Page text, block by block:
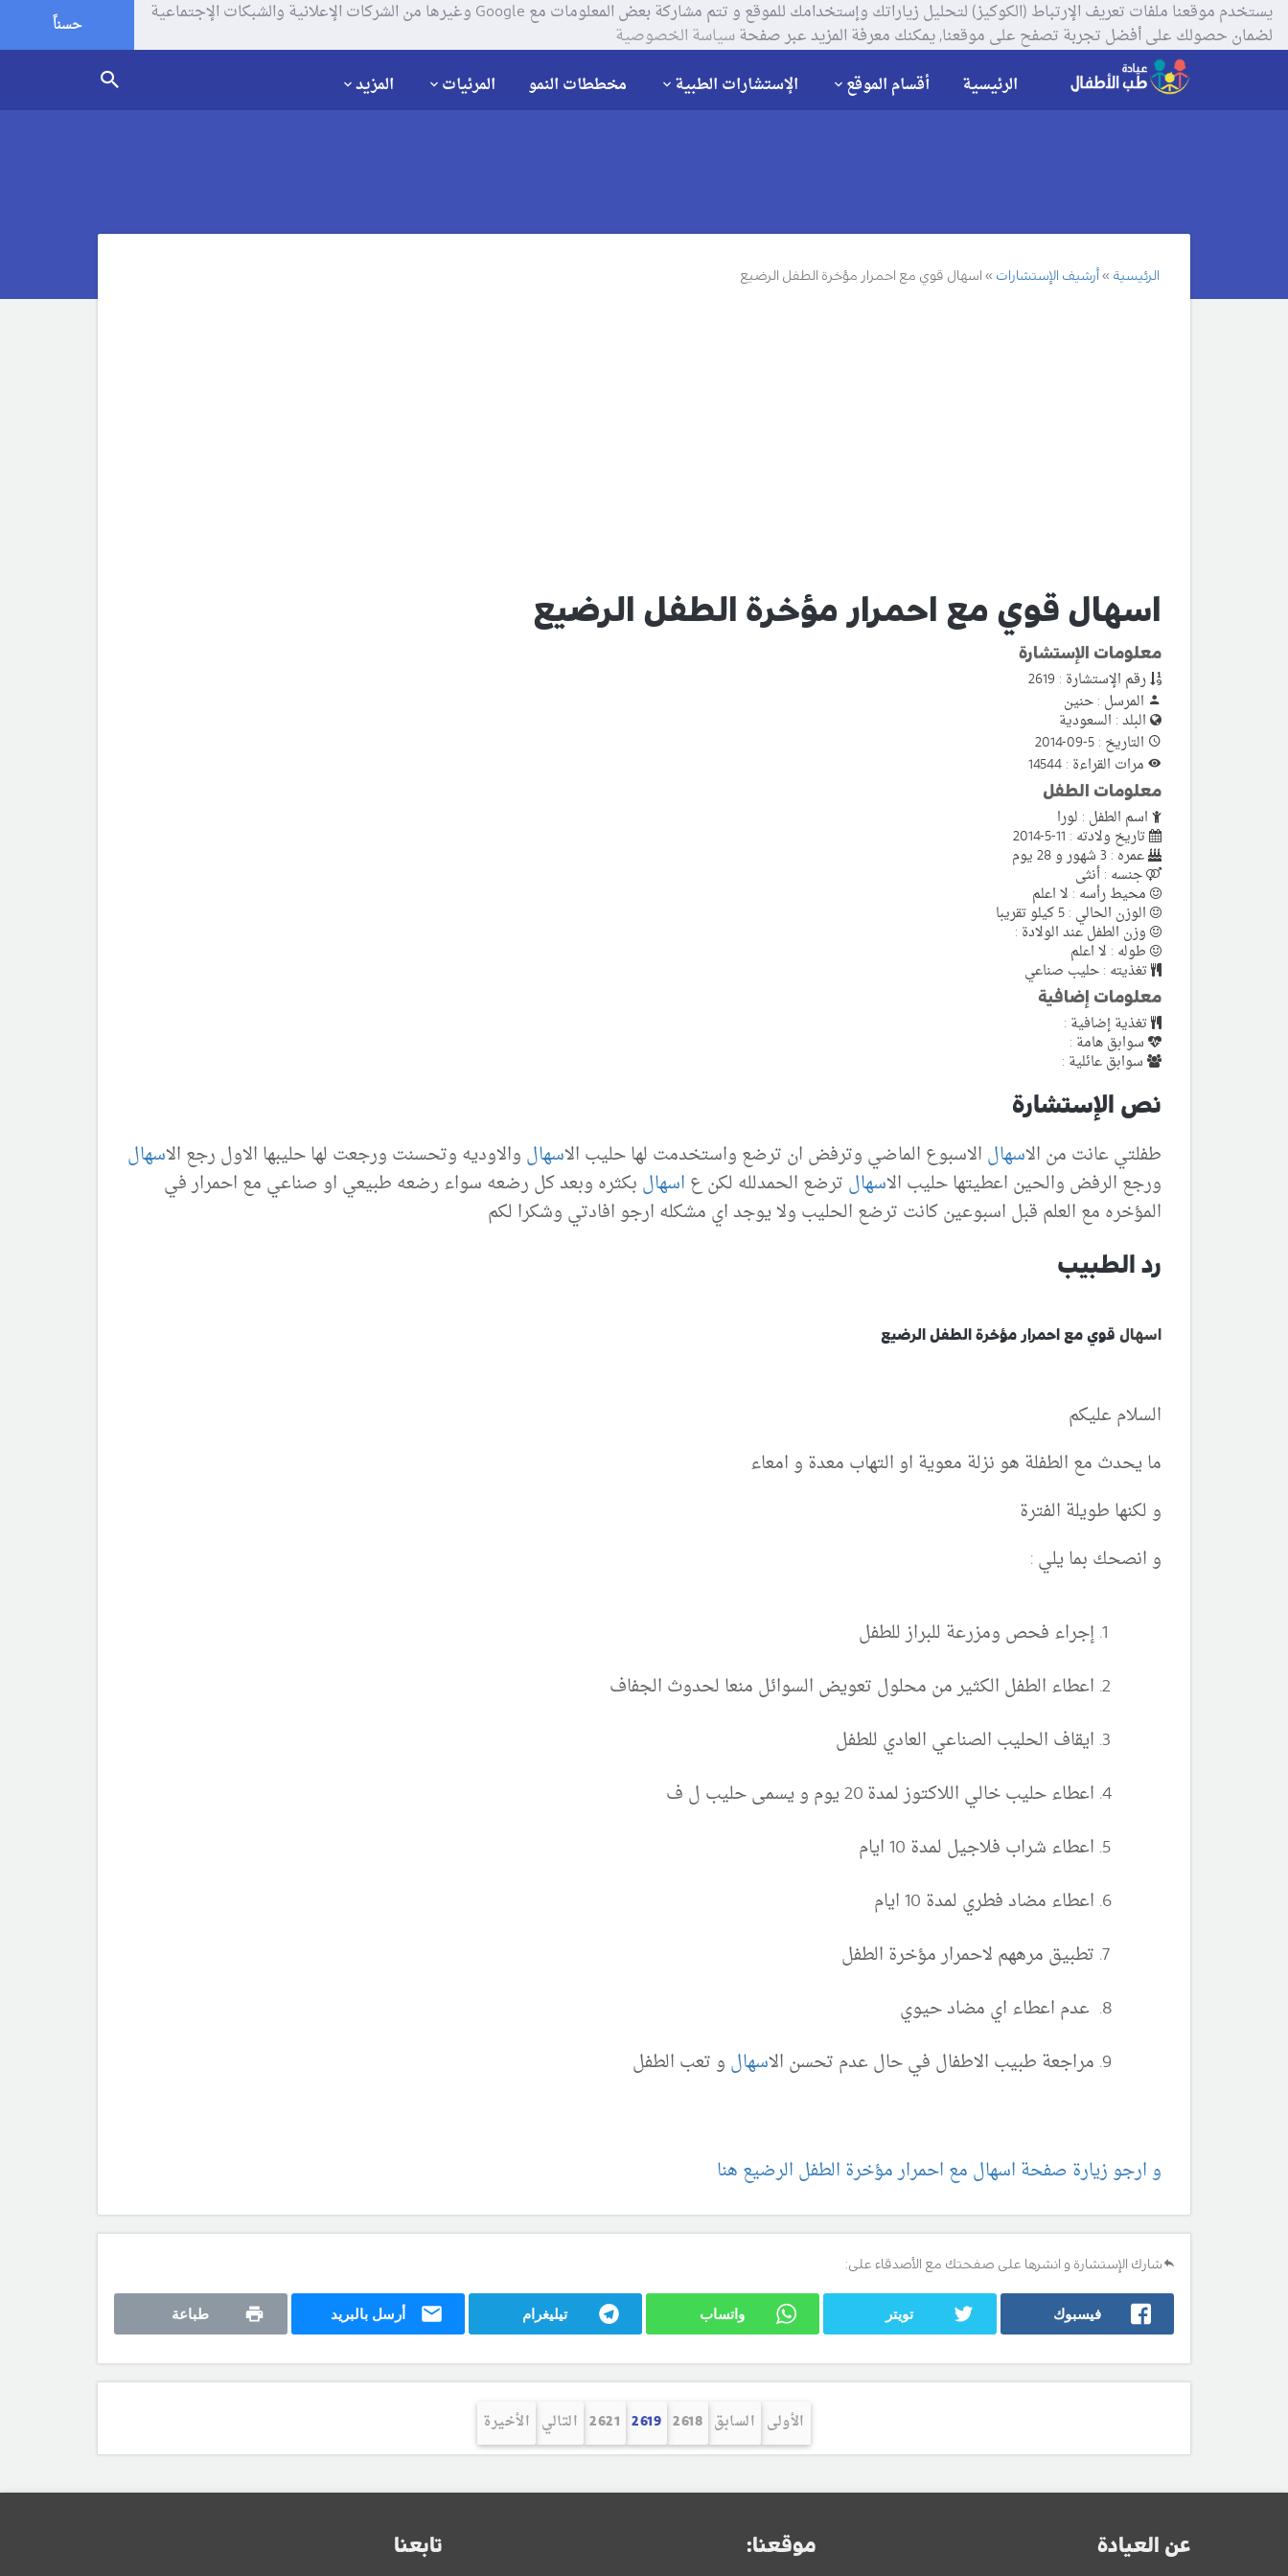
يستخدم موقعنا ملفات تعريف الإرتباط (الكوكيز) لتحليل زياراتك وإستخدامك للموقع و تتم مشاركة بعض المعلومات مع Google وغيرها من الشركات الإعلانية والشبكات الإجتماعية
لضمان حصولك على أفضل تجربة تصفح على موقعنا, يمكنك معرفة المزيد عبر صفحةسياسة الخصوصية حسناً
الرئيسية أقسام الموقع الإستشارات الطبية مخططات النمو المرئيات المزيد
الرئيسية أرشيف الإستشارات اسهال قوي مع احمرار مؤخرة الطفل الرضيع
اسهال قوي مع احمرار مؤخرة الطفل الرضيع
معلومات الإستشارة
رقم الإستشارة : 2619
المرسل : حنين
البلد : السعودية
التاريخ : 5-09-2014
مرات القراءة : 14544
معلومات الطفل
اسم الطفل : لورا
تاريخ ولادته : 11-5-2014
عمره : 3 شهور و 28 يوم
جنسه : أنثى
محيط رأسه : لا اعلم
الوزن الحالي : 5 كيلو تقريبا
وزن الطفل عند الولادة :
طوله : لا اعلم
تغذيته : حليب صناعي
معلومات إضافية
تغذية إضافية :
سوابق هامة :
سوابق عائلية :
نص الإستشارة
طفلتي عانت من الاسهال الاسبوع الماضي وترفض ان ترضع واستخدمت لها حليب الاسهال والاوديه وتحسنت ورجعت لها حليبها الاول رجع الاسهال
ورجع الرفض والحين اعطيتها حليب الاسهال ترضع الحمدلله لكن ع اسهال بكثره وبعد كل رضعه سواء رضعه طبيعي او صناعي مع احمرار في
المؤخره مع العلم قبل اسبوعين كانت ترضع الحليب ولا يوجد اي مشكله ارجو افادتي وشكرا لكم
رد الطبيب
اسهال قوي مع احمرار مؤخرة الطفل الرضيع
السلام عليكم
ما يحدث مع الطفلة هو نزلة معوية او التهاب معدة و امعاء
و لكنها طويلة الفترة
و انصحك بما يلي :
إجراء فحص ومزرعة للبراز للطفل
اعطاء الطفل الكثير من محلول تعويض السوائل منعا لحدوث الجفاف
ايقاف الحليب الصناعي العادي للطفل
اعطاء حليب خالي اللاكتوز لمدة 20 يوم و يسمى حليب ل ف
اعطاء شراب فلاجيل لمدة 10 ايام
اعطاء مضاد فطري لمدة 10 ايام
تطبيق مرههم لاحمرار مؤخرة الطفل
عدم اعطاء اي مضاد حيوي
مراجعة طبيب الاطفال في حال عدم تحسن الاسهال و تعب الطفل
و ارجو زيارة صفحة اسهال مع احمرار مؤخرة الطفل الرضيع هنا
شارك الإستشارة و انشرها على صفحتك مع الأصدقاء على:
فيسبوك تويتر واتساب تيليغرام أرسل بالبريد طباعة
الأولى السابق 2618
2619
2621 التالي الأخيرة
عن العيادة موقعنا: تابعنا